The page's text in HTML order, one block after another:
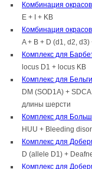
Комбинация
E + I + KB
Комбинация
A + B + D (d1, d2,
Комплекс для
locus D1 + locus KB
Комплекс для
DM (SOD1A) +
длины шерсти
Комплекс для
HUU + Bleeding
Комплекс для
D (allele D1) +
Комплекс для